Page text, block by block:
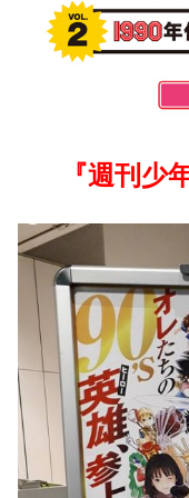
『週刊少